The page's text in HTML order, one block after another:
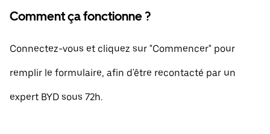
Comment ça fonctionne ?
Connectez-vous et cliquez sur "Commencer" pour
remplir le formulaire, afin d'être recontacté par un
expert BYD sous 72h.